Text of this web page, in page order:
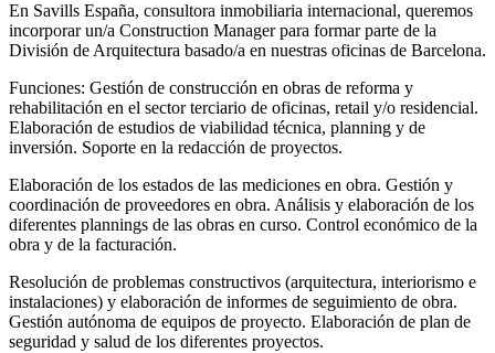
En Savills España, consultora inmobiliaria internacional, queremos
incorporar un/a Construction Manager para formar parte de la
División de Arquitectura basado/a en nuestras oficinas de Barcelona.
Funciones: Gestión de construcción en obras de reforma y
rehabilitación en el sector terciario de oficinas, retail y/o residencial.
Elaboración de estudios de viabilidad técnica, planning y de
inversión. Soporte en la redacción de proyectos.
Elaboración de los estados de las mediciones en obra. Gestión y
coordinación de proveedores en obra. Análisis y elaboración de los
diferentes plannings de las obras en curso. Control económico de la
obra y de la facturación.
Resolución de problemas constructivos (arquitectura, interiorismo e
instalaciones) y elaboración de informes de seguimiento de obra.
Gestión autónoma de equipos de proyecto. Elaboración de plan de
seguridad y salud de los diferentes proyectos.